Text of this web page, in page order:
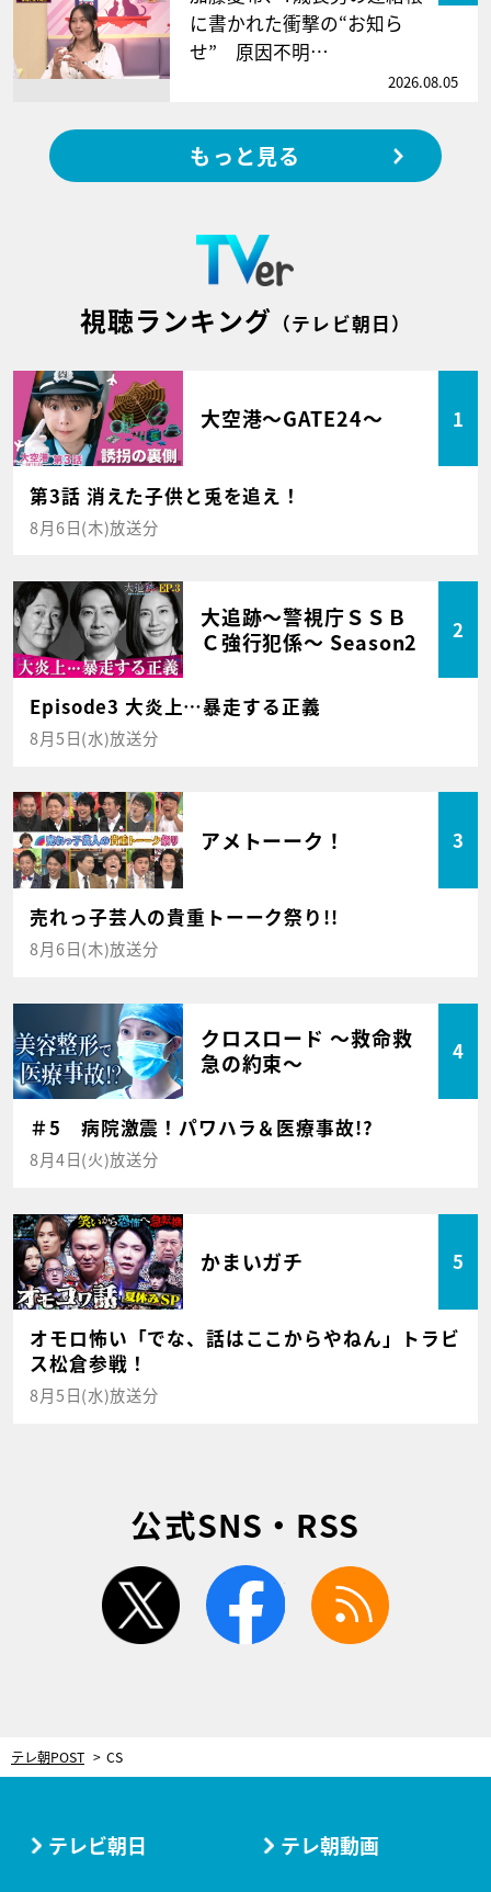
に書かれた衝撃の“お知ら
せ” 原因不明…
2026.08.05
もっと見る
視聴ランキング （テレビ朝日）
大空港～GATE24～ 1
第3話 消えた子供と兎を追え！
8月6日(木)放送分
大追跡～警視庁ＳＳＢ
Ｃ強行犯係～ Season2
2
Episode3 大炎上…暴走する正義
8月5日(水)放送分
アメトーーク！ 3
売れっ子芸人の貴重トーーク祭り!!
8月6日(木)放送分
クロスロード ～救命救
急の約束～
4
＃5 病院激震！パワハラ＆医療事故!?
8月4日(火)放送分
かまいガチ 5
オモロ怖い「でな、話はここからやねん」トラビ
ス松倉参戦！
8月5日(水)放送分
公式SNS・RSS
twitter facebook
テレ朝POST CS
テレビ朝日 テレ朝動画